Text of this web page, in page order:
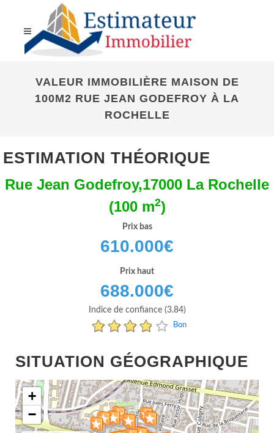
VALEUR IMMOBILIÈRE MAISON DE
100M2 RUE JEAN GODEFROY À LA
ROCHELLE
ESTIMATION THÉORIQUE
Rue Jean Godefroy,17000 La Rochelle
(100 m2)
Prix bas
610.000€
Prix haut
688.000€
Indice de confiance (3.84)
Bon
SITUATION GÉOGRAPHIQUE
+
−